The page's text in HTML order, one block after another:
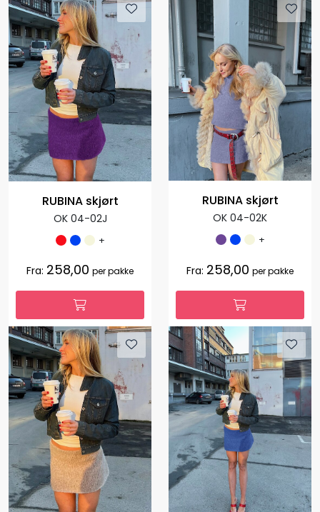
RUBINA skjørt
OK 04-02J
+
Fra: 258,00 per pakke
RUBINA skjørt
OK 04-02K
+
Fra: 258,00 per pakke